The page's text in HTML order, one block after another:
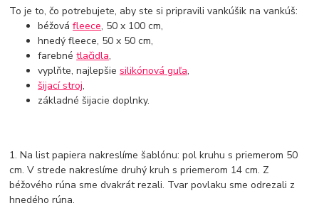
Zápustné umývadlá
vodovodná batéria
čierna kúpelňová batéria
vaňa retro
retro kúpeľne
Nákup tovaru pre firmy bez DPH
Ako znížiť náklady
Ako znížiť náklady na firmu
szco nakup bez dph nakupovanie na firmu bez dph
To je to, čo potrebujete, aby ste si pripravili vankúšik na vankúš:
béžováfleece, 50 x 100 cm,
hnedý fleece, 50 x 50 cm,
farebnétlačidla,
vyplňte, najlepšiesilikónová guľa,
šijací stroj,
základné šijacie doplnky.
1. Na list papiera nakreslíme šablónu: pol kruhu s priemerom 50
cm. V strede nakreslíme druhý kruh s priemerom 14 cm. Z
béžového rúna sme dvakrát rezali. Tvar povlaku sme odrezali z
hnedého rúna.